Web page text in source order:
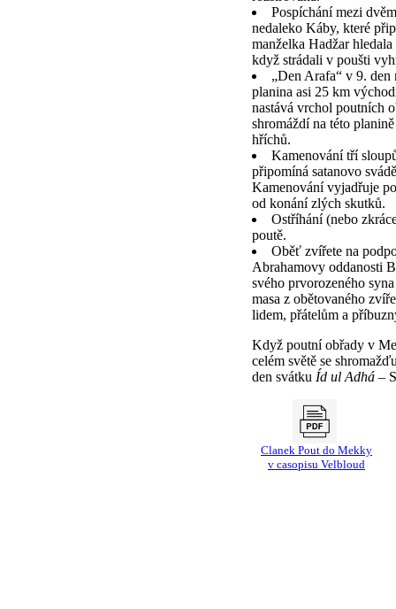
Pospíchání mezi
nedaleko Káby, které
manželka Hadžar
když strádali v poušti
„Den Arafa“ v 9. den
planina asi 25 km
nastává vrchol poutních
shromáždí na této
hříchů.
Kamenování tří
připomíná satanovo
Kamenování vyjadřuje
od konání zlých skutků.
Ostříhání (nebo
poutě.
Oběť zvířete na
Abrahamovy oddanosti
svého prvorozeného
masa z obětovaného
lidem, přátelům a
Když poutní obřady v
celém světě se
den svátku Íd ul Adhá–
Clanek Pout do Mekky
v casopisu Velbloud